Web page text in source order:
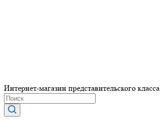
Интернет-магазин представительского класса